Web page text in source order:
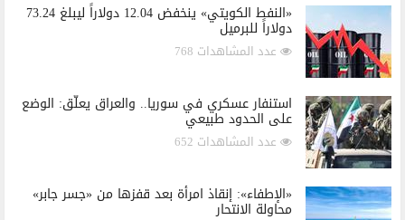
«النفط الكويتي» ينخفض 12.04 دولاراً ليبلغ 73.24
دولاراً للبرميل
عدد المشاهدات 768
استنفار عسكري في سوريا.. والعراق يعلّق: الوضع
على الحدود طبيعي
عدد المشاهدات 652
«الإطفاء»: إنقاذ امرأة بعد قفزها من «جسر جابر»
محاولة الانتحار